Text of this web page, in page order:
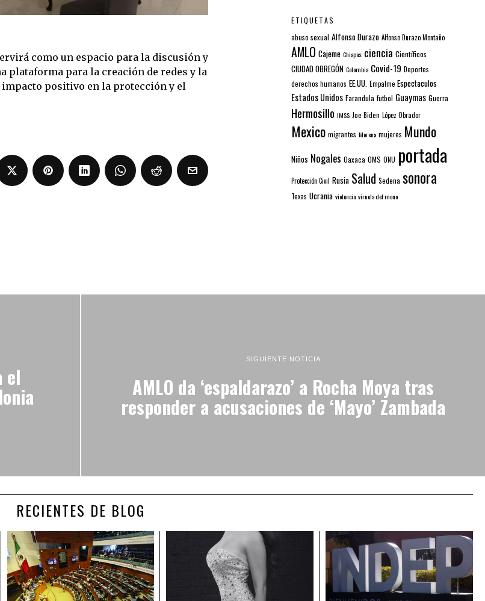
como un espacio para la discusión y
plataforma para la creación de redes y la
positivo en la protección y el
ETIQUETAS
abuso sexual Alfonso Durazo Alfonso Durazo Montaño
AMLO Cajeme Chiapas ciencia Científicos
CIUDAD OBREGÓN Colombia Covid-19 Deportes
derechos humanos EE.UU. Empalme Espectaculos
Estados Unidos Farandula futbol Guaymas Guerra
Hermosillo IMSS Joe Biden López Obrador
Mexico migrantes Morena mujeres Mundo
Niños Nogales Oaxaca OMS ONU portada
Protección Civil Rusia Salud Sedena sonora
Texas Ucrania violencia viruela del mono
el
SIGUIENTE NOTICIA
AMLO da ‘espaldarazo’ a Rocha Moya tras
responder a acusaciones de ‘Mayo’ Zambada
RECIENTES DE BLOG